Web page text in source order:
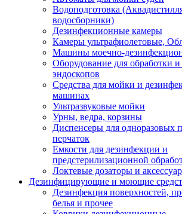
Водоподготовка
водосборники)
Дезинфекционные камеры
Камеры ультрафиолетовые,
Машины моечно-
Оборудование для обработки
эндоскопов
Средства для мойки и
машинах
Ультразвуковые мойки
Урны, ведра, корзины
Диспенсеры для одноразовых
перчаток
Емкости для дезинфекции и
предстерилизационной
Локтевые дозаторы и
Дезинфицирующие и моющие
Дезинфекция поверхностей,
белья и прочее